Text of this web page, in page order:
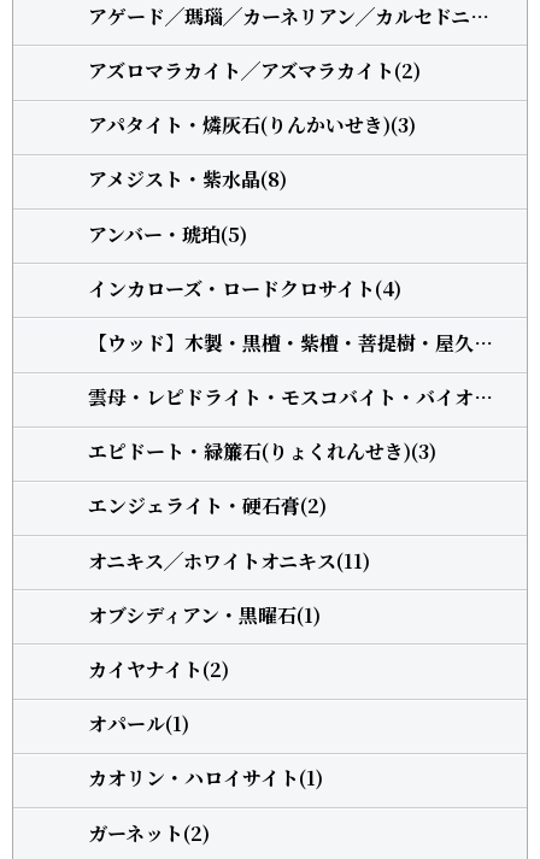
アゲード╱瑪瑙╱カーネリアン╱カルセドニー(5)
アズロマラカイト╱アズマラカイト(2)
アパタイト・燐灰石(りんかいせき)(3)
アメジスト・紫水晶(8)
アンバー・琥珀(5)
インカローズ・ロードクロサイト(4)
【ウッド】木製・黒檀・紫檀・菩提樹・屋久杉・柘植(13)
雲母・レピドライト・モスコバイト・バイオタイト(3)
エピドート・緑簾石(りょくれんせき)(3)
エンジェライト・硬石膏(2)
オニキス╱ホワイトオニキス(11)
オブシディアン・黒曜石(1)
カイヤナイト(2)
オパール(1)
カオリン・ハロイサイト(1)
ガーネット(2)